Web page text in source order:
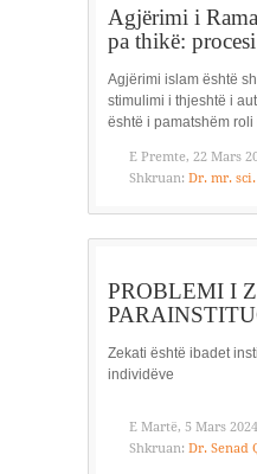
Agjërimi i
pa thikë:
Agjërimi islam është
stimulimi i thjeshtë i
është i pamatshëm
E Premte, 22 Mars
Shkruan: Dr. mr.
PROBLEMI I
Zekati është ibadet
individëve
E Martë, 5 Mars
Shkruan: Dr. Senad